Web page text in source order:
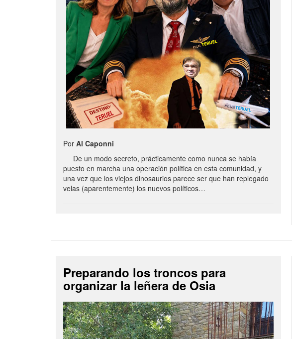
Por Al Caponni
De un modo secreto, prácticamente como nunca se había
puesto en marcha una operación política en esta comunidad, y
una vez que los viejos dinosaurios parece ser que han replegado
velas (aparentemente) los nuevos políticos…
Preparando los troncos para
organizar la leñera de Osia